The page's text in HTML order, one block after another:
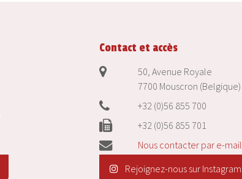
Contact et accès
50, Avenue Royale
7700 Mouscron (Belgique)
+32 (0)56 855 700
+32 (0)56 855 701
Nous contacter par e-mail
Rejoignez-nous sur Instagram